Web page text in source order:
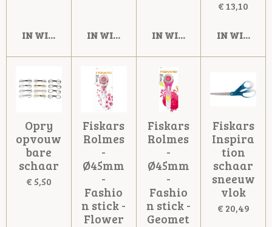
IN WINKELWAGENIN WINKELWAGENIN WINKELWAGEN
€ 13,10
IN
Opry
opvouw
bare
schaar
€ 5,50
Fiskars
Rolmes
-
Ø45mm
-
Fashio
n stick -
Flower
Fiskars
Rolmes
-
Ø45mm
-
Fashio
n stick -
Geomet
Fiskars
Inspira
tion
schaar
sneeuw
vlok
€ 20,49